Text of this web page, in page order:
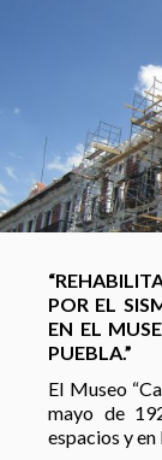
POR EL
EN EL
PUEBLA.”
El Museo
mayo de
espacios y